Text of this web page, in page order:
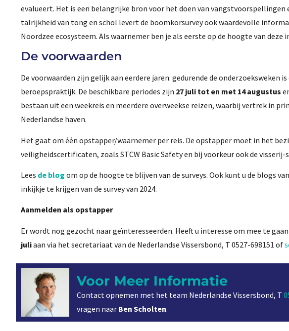
evalueert. Het is een belangrijke bron voor het doen van
talrijkheid van tong en schol levert de boomkorsurvey ook waardevolle
Noordzee ecosysteem. Als waarnemer ben je als eerste op de hoogte van deze
De voorwaarden
De voorwaarden zijn gelijk aan eerdere jaren: gedurende de onderzoeksweken
beroepspraktijk. De beschikbare periodes zijn 27 juli tot en met 14 augustus
bestaan uit een weekreis en meerdere overweekse reizen, waarbij vertrek in
Nederlandse haven.
Het gaat om één opstapper/waarnemer per reis. De opstapper moet in het
veiligheidscertificaten, zoals STCW Basic Safety en bij voorkeur ook de
Lees de blog om op de hoogte te blijven van de surveys. Ook kunt u de blogs
inkijkje te krijgen van de survey van 2024.
Aanmelden als opstapper
Er wordt nog gezocht naar geïnteresseerden. Heeft u interesse om mee te
juliaan via het secretariaat van de Nederlandse Vissersbond, T 0527-698151 of
Voor Meer Informatie
Contact opnemen met het team Nederlandse Vissersbond, T
vragen naar Ben Scholten.